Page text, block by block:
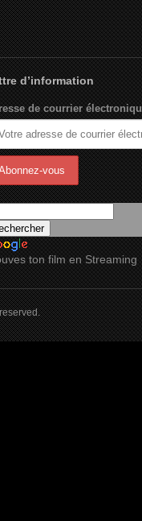
d’information
de courrier
ton film en Streaming